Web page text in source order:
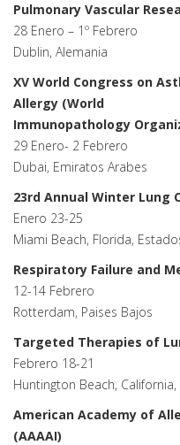
Pulmonary Vascular
28 Enero – 1º Febrero
Dublin, Alemania
XV World Congress on
Allergy (World
Immunopathology
29 Enero- 2 Febrero
Dubai, Emiratos Arabes
23rd Annual Winter Lung
Enero 23-25
Miami Beach, Florida,
Respiratory Failure and
12-14 Febrero
Rotterdam, Paises Bajos
Targeted Therapies of
Febrero 18-21
Huntington Beach,
American Academy of
(AAAAI)